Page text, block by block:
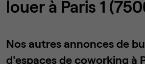
louer à Paris 1
Nos autres annonces de
d'espaces de coworking à